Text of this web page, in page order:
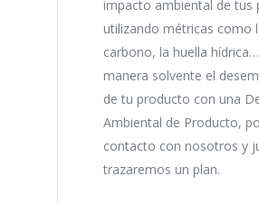
impacto ambiental de tus
utilizando métricas como
carbono, la huella
manera solvente el
de tu producto con una
Ambiental de Producto,
contacto con nosotros y
trazaremos un plan.